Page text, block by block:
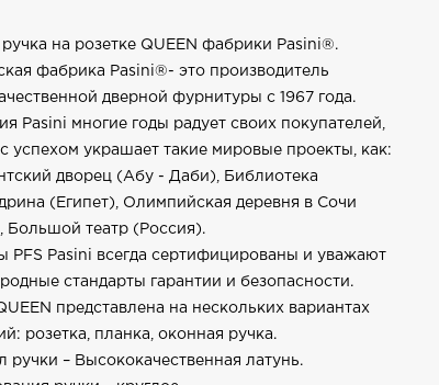
на розетке QUEEN фабрики Pasini®.
фабрика Pasini®- это производитель
дверной фурнитуры c 1967 года.
Pasini многие годы радует своих покупателей,
успехом украшает такие мировые проекты, как:
дворец (Абу - Даби), Библиотека
(Египет), Олимпийская деревня в Сочи
Большой театр (Россия).
PFS Pasini всегда сертифицированы и уважают
стандарты гарантии и безопасности.
представлена на нескольких вариантах
розетка, планка, оконная ручка.
ручки – Высококачественная латунь.